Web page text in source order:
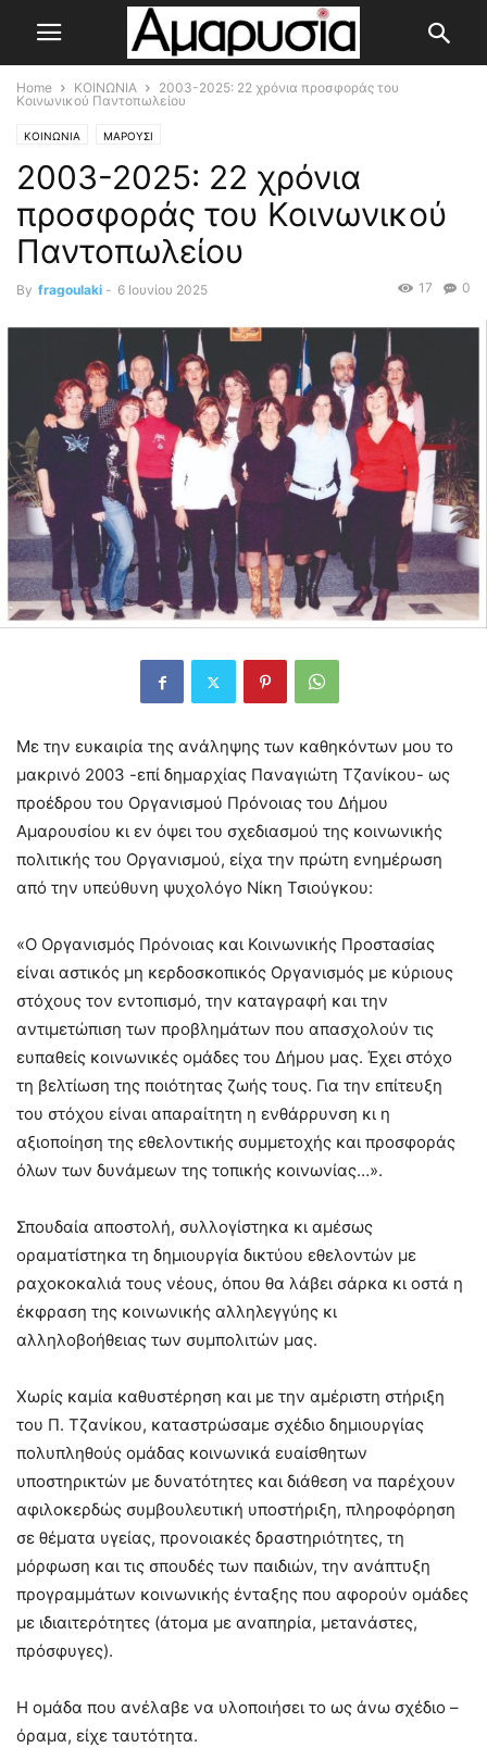
Home ΚΟΙΝΩΝΙΑ
2003-2025: 22 χρόνια προσφοράς του
Κοινωνικού Παντοπωλείου
ΚΟΙΝΩΝΙΑ ΜΑΡΟΥΣΙ
2003-2025: 22 χρόνια
προσφοράς του Κοινωνικού
Παντοπωλείου
By fragoulaki - 6 Ιουνίου 2025 0
17
Με την ευκαιρία της ανάληψης των καθηκόντων μου το
μακρινό 2003 -επί δημαρχίας Παναγιώτη Τζανίκου- ως
προέδρου του Οργανισμού Πρόνοιας του Δήμου
Αμαρουσίου κι εν όψει του σχεδιασμού της κοινωνικής
πολιτικής του Οργανισμού, είχα την πρώτη ενημέρωση
από την υπεύθυνη ψυχολόγο Νίκη Τσιούγκου:
«Ο Οργανισμός Πρόνοιας και Κοινωνικής Προστασίας
είναι αστικός μη κερδοσκοπικός Οργανισμός με κύριους
στόχους τον εντοπισμό, την καταγραφή και την
αντιμετώπιση των προβλημάτων που απασχολούν τις
ευπαθείς κοινωνικές ομάδες του Δήμου μας. Έχει στόχο
τη βελτίωση της ποιότητας ζωής τους. Για την επίτευξη
του στόχου είναι απαραίτητη η ενθάρρυνση κι η
αξιοποίηση της εθελοντικής συμμετοχής και προσφοράς
όλων των δυνάμεων της τοπικής κοινωνίας…».
Σπουδαία αποστολή, συλλογίστηκα κι αμέσως
οραματίστηκα τη δημιουργία δικτύου εθελοντών με
ραχοκοκαλιά τους νέους, όπου θα λάβει σάρκα κι οστά η
έκφραση της κοινωνικής αλληλεγγύης κι
αλληλοβοήθειας των συμπολιτών μας.
Χωρίς καμία καθυστέρηση και με την αμέριστη στήριξη
του Π. Τζανίκου, καταστρώσαμε σχέδιο δημιουργίας
πολυπληθούς ομάδας κοινωνικά ευαίσθητων
υποστηρικτών με δυνατότητες και διάθεση να παρέχουν
αφιλοκερδώς συμβουλευτική υποστήριξη, πληροφόρηση
σε θέματα υγείας, προνοιακές δραστηριότητες, τη
μόρφωση και τις σπουδές των παιδιών, την ανάπτυξη
προγραμμάτων κοινωνικής ένταξης που αφορούν ομάδες
με ιδιαιτερότητες (άτομα με αναπηρία, μετανάστες,
πρόσφυγες).
Η ομάδα που ανέλαβε να υλοποιήσει το ως άνω σχέδιο –
όραμα, είχε ταυτότητα.